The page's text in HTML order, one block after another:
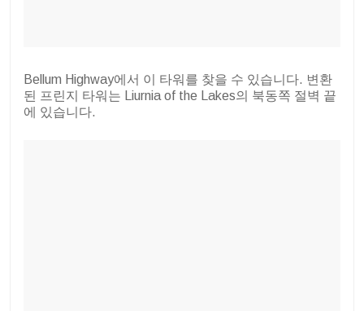
Bellum Highway에서 이 타워를 찾을 수 있습니다. 변환
된 프린지 타워는 Liurnia of the Lakes의 북동쪽 절벽 끝
에 있습니다.